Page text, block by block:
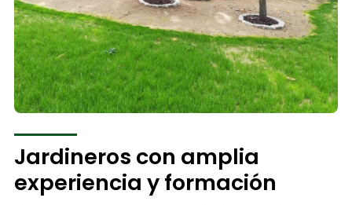
Jardineros con amplia
experiencia y formación